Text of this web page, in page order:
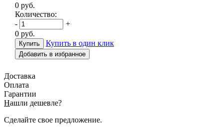
0 руб.
Количество:
-
+
0 руб.
Купить в один клик
Добавить в избранное
Доставка
Оплата
Гарантии
Нашли дешевле?
Сделайте свое предложение.